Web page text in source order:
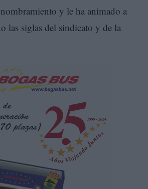
y le ha animado a
las siglas del sindicato y de la